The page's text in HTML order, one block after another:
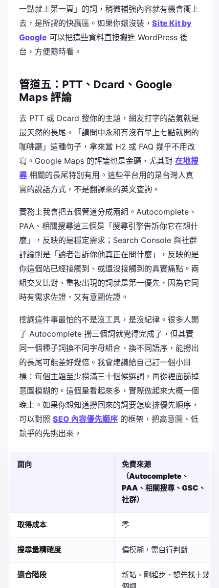
一點就上第一頁」的詞，稍微補強內容就有機會衝上
去，是所謂的快贏區。如果你還沒裝， Site Kit by
Google 可以把這些資料直接搬進 WordPress 後
台，方便隨時看。
管道五：PTT、Dcard、Google
Maps 評論
去 PTT 或 Dcard 搜你的主題，網友打字的語氣就是
最天然的長尾。「請問中永和有沒有早上七點就開的
咖啡廳」這種句子，拿來當 H2 或 FAQ 幾乎不用改
寫。Google Maps 的評論也是金礦，尤其對 在地搜
尋 相關的長尾特別有用。這些平台用的是台灣人真
實的說話方式，不是翻譯來的英文查詢。
實務上我會把五個管道分成兩組。Autocomplete、
PAA、相關搜尋這三個是「搜尋引擎告訴你它在想什
麼」，反映的是穩定需求；Search Console 與社群
評論則是「讀者告訴你他真正在問什麼」，反映的是
你這個站已經接觸到、或還沒接觸到的真實痛點。兩
組交叉比對，重複出現的詞就是第一優先，因為它同
時有需求佐證，又有意圖佐證。
挖詞這件事最怕的不是沒工具，是沒紀律。很多人開
了 Autocomplete 撈三個詞就覺得完成了，但其實
同一個種子詞換不同字母組合、換不同語序，能撈出
的長尾可能差好幾倍。我會建議給自己訂一個小目
標：每個主題至少撈滿三十個候選詞，再從裡面篩掉
意圖模糊的。這個量看起來多，實際做起來大概一個
晚上。如果你想知道撈回來的詞要怎麼排優先順序，
可以對照 SEO 內容優先順序 的框架，把高意圖、低
競爭的先挑出來。
面向
免費來源
（Autocomplete、
PAA、相關搜尋、GSC、
社群）
取得成本 零
搜尋量精確度 偏模糊，需自行判斷
適合階段
新站、剛起步、想先找十幾